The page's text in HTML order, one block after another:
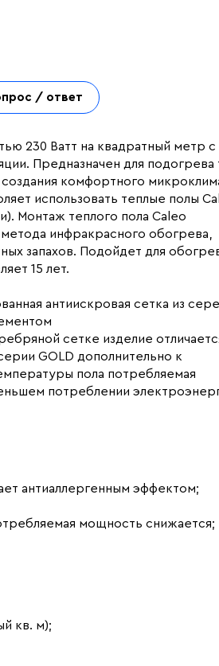
/ ответ
230 Ватт на квадратный метр с
Предназначен для подогрева
комфортного
использовать теплые полы
Монтаж теплого пола Caleo
инфракрасного обогрева,
запахов. Подойдет для
15 лет.
антиискровая сетка из
сетке изделие
GOLD дополнительно к
пола потребляемая
потреблении
антиаллергенным эффектом;
мощность снижается;
кв. м);